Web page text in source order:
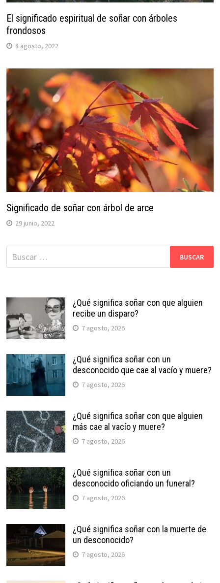
El significado espiritual de soñar con árboles
frondosos
8 agosto, 2022
Significado de soñar con árbol de arce
29 junio, 2022
Buscar:
¿Qué significa soñar con que alguien
recibe un disparo?
7 agosto, 2026
¿Qué significa soñar con un
desconocido que cae al vacío y muere?
7 agosto, 2026
¿Qué significa soñar con que alguien
más cae al vacío y muere?
7 agosto, 2026
¿Qué significa soñar con un
desconocido oficiando un funeral?
7 agosto, 2026
¿Qué significa soñar con la muerte de
un desconocido?
7 agosto, 2026